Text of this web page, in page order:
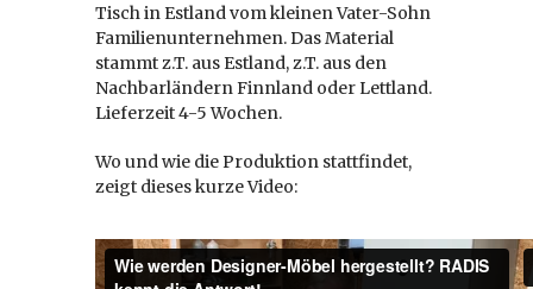
Tisch in Estland vom kleinen Vater-Sohn
Familienunternehmen. Das Material
stammt z.T. aus Estland, z.T. aus den
Nachbarländern Finnland oder Lettland.
Lieferzeit 4-5 Wochen.
Wo und wie die Produktion stattfindet,
zeigt dieses kurze Video: